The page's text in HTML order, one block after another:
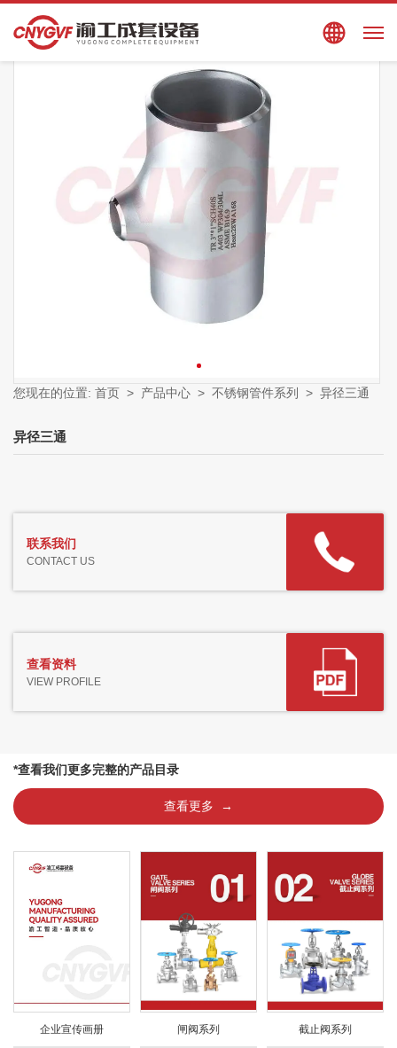
EN
您现在的位置: 首页 > 产品中心 > 不锈钢管件系列 > 异径三通
异径三通
联系我们
CONTACT US
查看资料
VIEW PROFILE
*查看我们更多完整的产品目录
查看更多 →
企业宣传画册 闸阀系列 截止阀系列